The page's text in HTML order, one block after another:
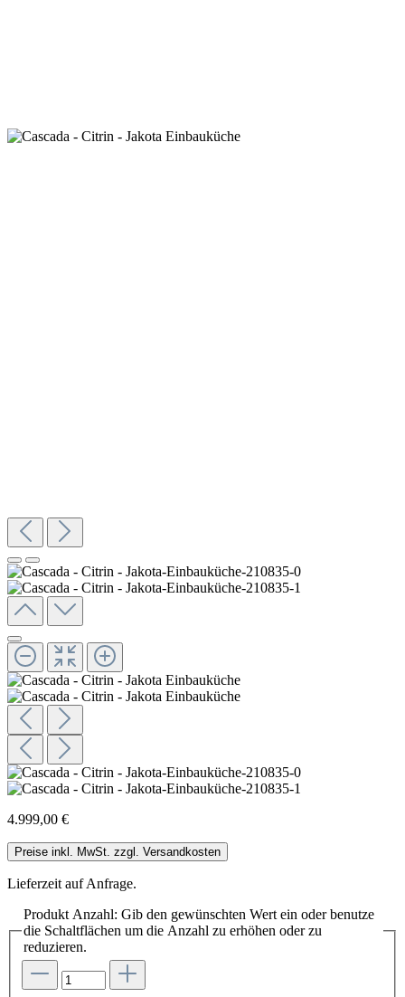
4.999,00 €
Preise inkl. MwSt. zzgl. Versandkosten
Lieferzeit auf Anfrage.
Produkt Anzahl: Gib den gewünschten Wert ein oder benutze
die Schaltflächen um die Anzahl zu erhöhen oder zu
reduzieren.